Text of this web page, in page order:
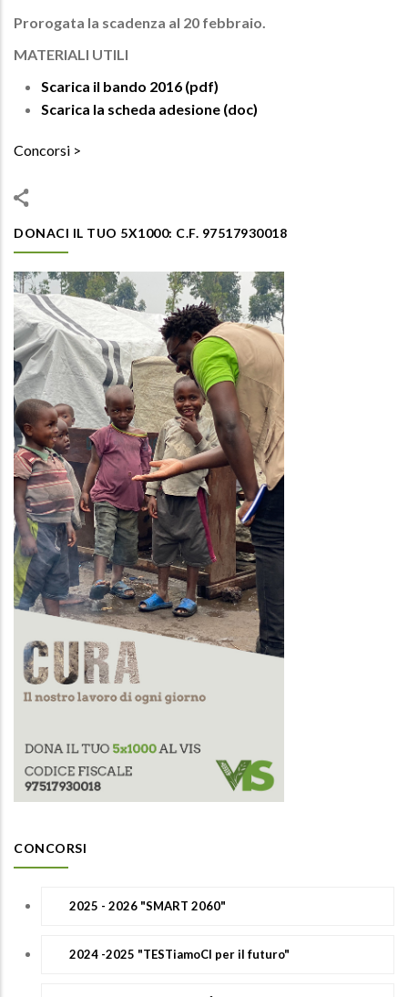
Prorogata la scadenza al 20 febbraio.
MATERIALI UTILI
Scarica il bando 2016 (pdf)
Scarica la scheda adesione (doc)
Concorsi
DONACI IL TUO 5X1000: C.F. 97517930018
CONCORSI
2025 - 2026 "SMART 2060"
2024 -2025 "TESTiamoCI per il futuro"